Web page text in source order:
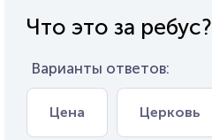
Что это за ребус?
Варианты ответов:
Цена Церковь